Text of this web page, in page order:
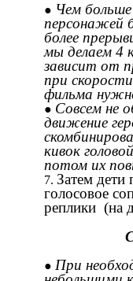
Чем
персонажей
более
мы делаем 4
зависит от
при
фильма
Совсем не
движение
кивок
потом их
Затем дети
голосовое
реплики (на
При